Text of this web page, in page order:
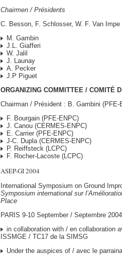
Chairmen / Présidents
C. Besson, F. Schlosser, W. F. Van Impe
M. Gambin
J.L. Giafferi
W. Jalil
J. Launay
A. Pecker
J.P Piguet
ORGANIZING COMMITTEE / COMITÉ
Chairman / Président : B. Gambini (PFE-
F. Bourgain (PFE-ENPC)
J. Canou (CERMES-ENPC)
E. Carrier (PFE-ENPC)
J-C. Dupla (CERMES-ENPC)
P. Reiffsteck (LCPC)
F. Rocher-Lacoste (LCPC)
ASEP-GI 2004
International Symposium on Ground
Symposium international sur
Place
PARIS 9-10 September / Septembre 2004
in collaboration with / en collaboration
ISSMGE / TC17 de la SIMSG
Under the auspices of / avec le